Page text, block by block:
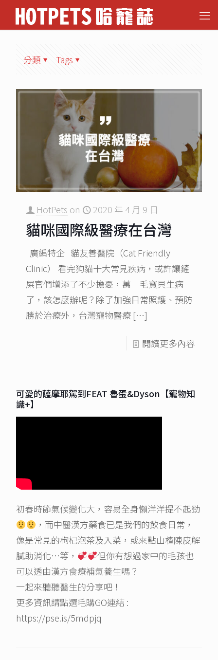
分類 Tags
HotPets on 2020 年 4 月 9 日
貓咪國際級醫療在台灣
廣編特企 貓友善醫院（Cat Friendly
Clinic） 看完狗貓十大常見疾病，或許讓鏟
屎官們增添了不少擔憂，萬一毛寶貝生病
了，該怎麼辦呢？除了加強日常照護、預防
勝於治療外，台灣寵物醫療 […]
閱讀更多內容
可愛的薩摩耶駕到FEAT 魯蛋&Dyson【寵物知
識+】
初春時節氣候變化大，容易全身懶洋洋提不起勁
，而中醫漢方藥食已是我們的飲食日常，
像是常見的枸杞泡茶及入菜，或來點山楂陳皮解
膩助消化…等，
但你有想過家中的毛孩也
可以透由漢方食療補氣養生嗎？
一起來聽聽醫生的分享吧！
更多資訊請點選毛購GO連結 :
https://pse.is/5mdpjq